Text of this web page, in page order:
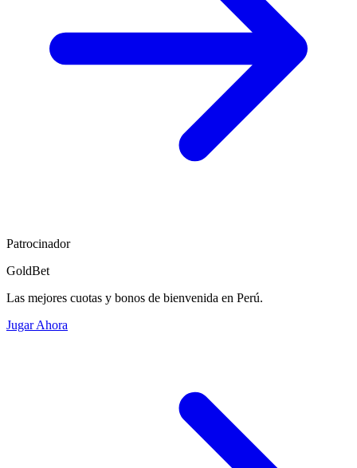
Patrocinador
GoldBet
Las mejores cuotas y bonos de bienvenida en Perú.
Jugar Ahora